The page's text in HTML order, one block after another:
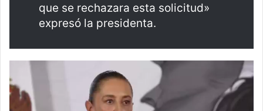
que se rechazara esta solicitud»
expresó la presidenta.